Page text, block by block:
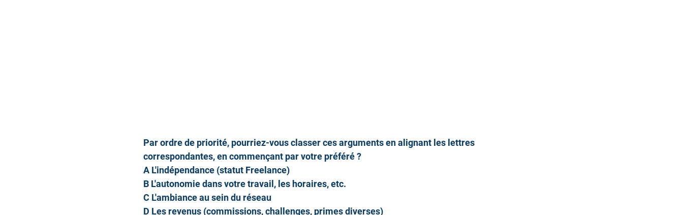
Par ordre de priorité, pourriez-vous classer ces arguments en alignant les lettres
correspondantes, en commençant par votre préféré ?
A L'indépendance (statut Freelance)
B L'autonomie dans votre travail, les horaires, etc.
C L'ambiance au sein du réseau
D Les revenus (commissions, challenges, primes diverses)